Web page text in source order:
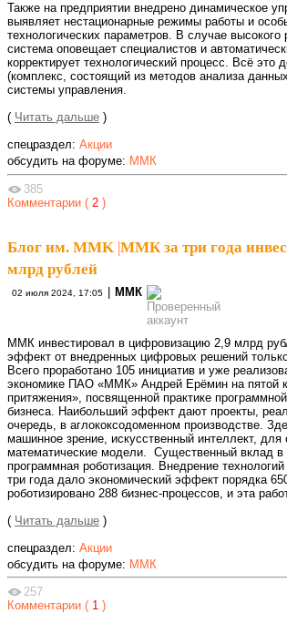
Также на предприятии внедрено динамическое
выявляет нестационарные режимы работы и
технологических параметров. В случае
система оповещает специалистов и
корректирует технологический процесс. Всё
(комплекс, состоящий из методов анализа
системы управления.
( Читать дальше )
спецраздел: Акции
обсудить на форуме: ММК
385
Комментарии ( 2 )
Блог им. MMK |ММК за три года
млрд рублей
02 июля 2024, 17:05 | ММК
ММК инвестировал в цифровизацию 2,9 млрд
эффект от внедренных цифровых решений
Всего проработано 105 инициатив и уже
экономике ПАО «ММК» Андрей Ерёмин на пятой
притяжения», посвященной практике
бизнеса. Наибольший эффект дают проекты,
очередь, в аглококсодоменном производстве.
машинное зрение, искусственный интеллект,
математические модели. Существенный вклад
программная роботизация. Внедрение
три года дало экономический эффект порядка
роботизировано 288 бизнес-процессов, и эта
( Читать дальше )
спецраздел: Акции
обсудить на форуме: ММК
257
Комментарии ( 1 )